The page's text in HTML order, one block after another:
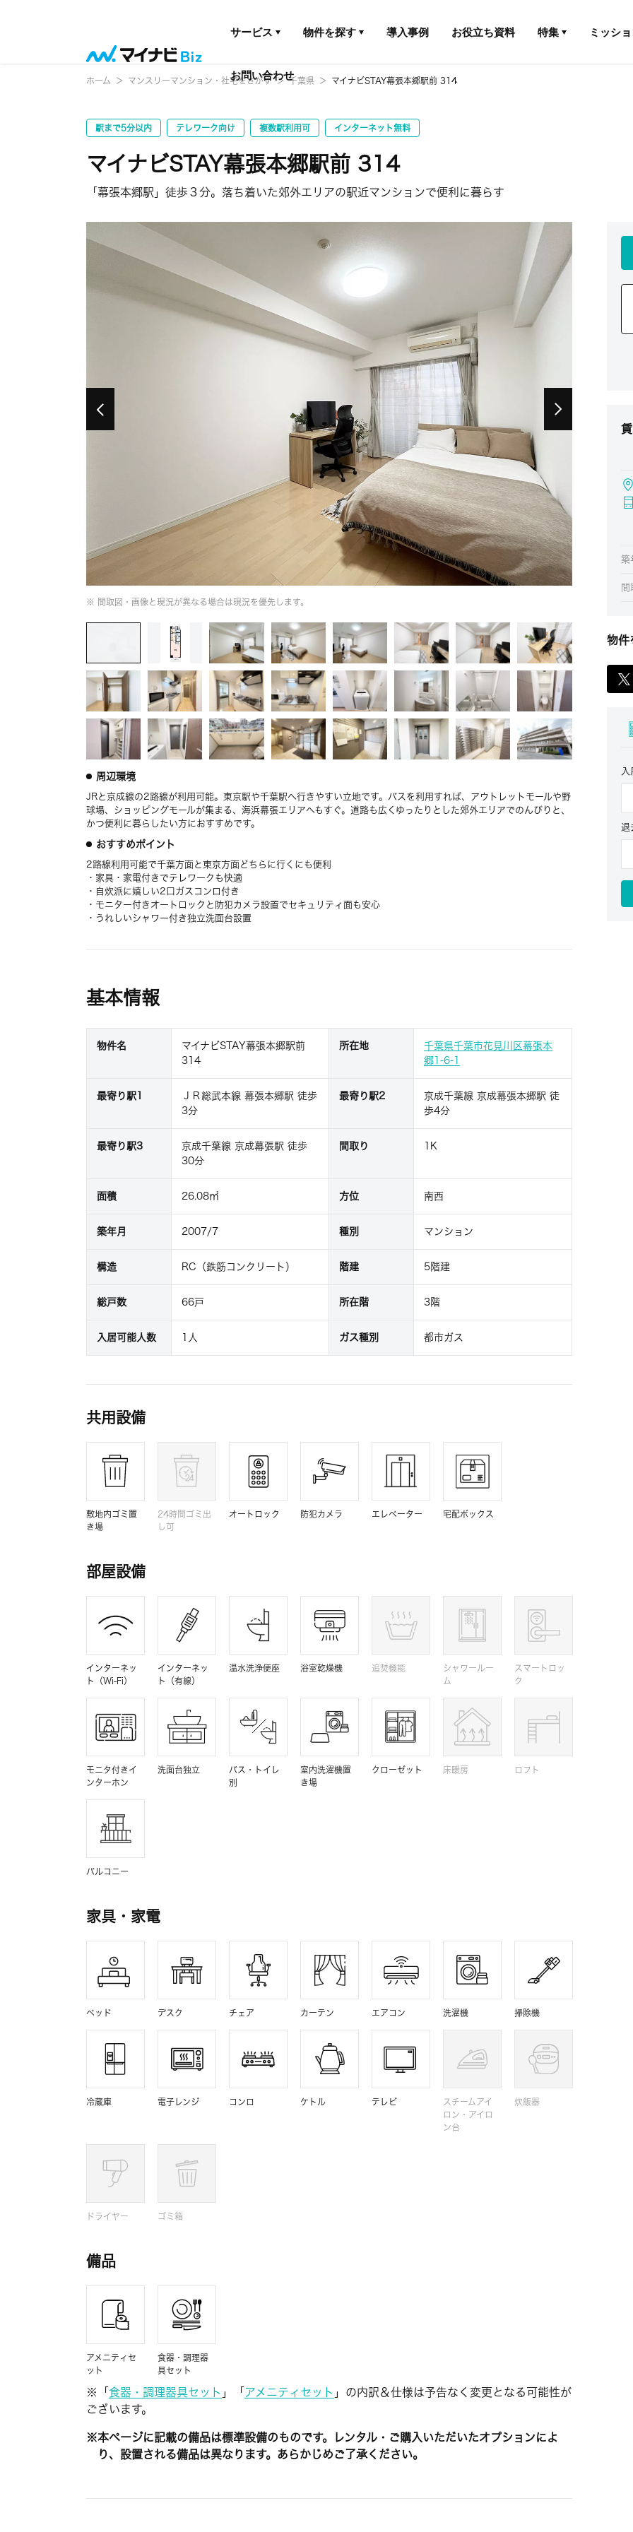
サービス 物件を探す 導入事例 お役立ち資料 特集 ミッシ
お問い合わせ
ホーム マンスリーマンション・社宅をさがす 千葉県 マイナビSTAY幕張本郷駅前 314
駅まで5分以内 テレワーク向け 複数駅利用可 インターネット無料
マイナビSTAY幕張本郷駅前 314
「幕張本郷駅」徒歩３分。落ち着いた郊外エリアの駅近マンションで便利に暮らす
※ 間取図・画像と現況が異なる場合は現況を優先します。
周辺環境
JRと京成線の2路線が利用可能。東京駅や千葉駅へ行きやすい立地です。バスを利用すれば、アウトレットモールや野
球場、ショッピングモールが集まる、海浜幕張エリアへもすぐ。道路も広くゆったりとした郊外エリアでのんびりと、
かつ便利に暮らしたい方におすすめです。
おすすめポイント
2路線利用可能で千葉方面と東京方面どちらに行くにも便利
・家具・家電付きでテレワークも快適
・自炊派に嬉しい2口ガスコンロ付き
・モニター付きオートロックと防犯カメラ設置でセキュリティ面も安心
・うれしいシャワー付き独立洗面台設置
基本情報
物件名
マイナビSTAY幕張本郷駅前
314
所在地
千葉県千葉市花見川区幕張本
郷1-6-1
最寄り駅1
ＪＲ総武本線 幕張本郷駅 徒歩
3分
最寄り駅2
京成千葉線 京成幕張本郷駅 徒
歩4分
最寄り駅3
京成千葉線 京成幕張駅 徒歩
30分
間取り 1K
面積 26.08㎡ 方位 南西
築年月 2007/7 種別 マンション
構造 RC（鉄筋コンクリート） 階建 5階建
総戸数 66戸 所在階 3階
入居可能人数 1人 ガス種別 都市ガス
共用設備
敷地内ゴミ置
き場
24時間ゴミ出
し可
オートロック 防犯カメラ エレベーター 宅配ボックス
部屋設備
インターネッ
ト（Wi-Fi）
インターネッ
ト（有線）
温水洗浄便座 浴室乾燥機 追焚機能
シャワールー
ム
スマートロッ
ク
モニタ付きイ
ンターホン
洗面台独立
バス・トイレ
別
室内洗濯機置
き場
クローゼット 床暖房 ロフト
バルコニー
家具・家電
ベッド デスク チェア カーテン エアコン 洗濯機 掃除機
冷蔵庫 電子レンジ コンロ ケトル テレビ
スチームアイ
ロン・アイロ
ン台
炊飯器
ドライヤー ゴミ箱
備品
アメニティセ
ット
食器・調理器
具セット
※「 食器・調理器具セット 」「 アメニティセット 」の内訳＆仕様は予告なく変更となる可能性が
ございます。
※本ページに記載の備品は標準設備のものです。レンタル・ご購入いただいたオプションによ
り、設置される備品は異なります。あらかじめご了承ください。
築
間
物件
入
退